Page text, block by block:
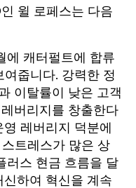
윌 로페스는 다음
에 캐터펄트에 합류
줍니다. 강력한 정
이탈률이 낮은 고객
버리지를 창출한다
레버리지 덕분에
트레스가 많은 상
러스 현금 흐름을 달
하여 혁신을 계속